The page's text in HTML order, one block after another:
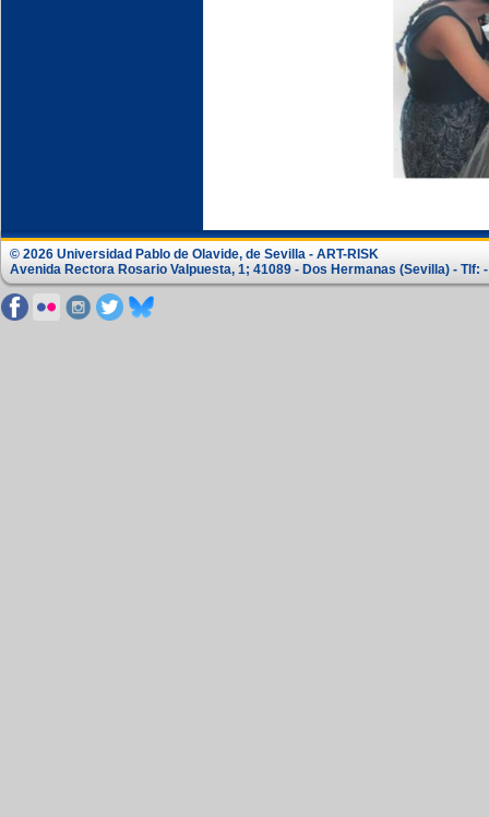
© 2026 Universidad Pablo de Olavide, de Sevilla - ART-RISK
Avenida Rectora Rosario Valpuesta, 1; 41089 - Dos Hermanas (Sevilla) - Tlf: -